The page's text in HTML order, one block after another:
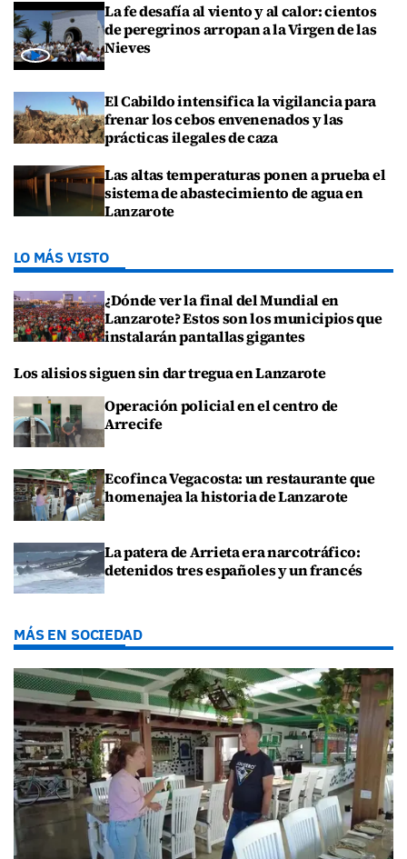
La fe desafía al viento y al calor: cientos
de peregrinos arropan a la Virgen de las
Nieves
El Cabildo intensifica la vigilancia para
frenar los cebos envenenados y las
prácticas ilegales de caza
Las altas temperaturas ponen a prueba el
sistema de abastecimiento de agua en
Lanzarote
LO MÁS VISTO
¿Dónde ver la final del Mundial en
Lanzarote? Estos son los municipios que
instalarán pantallas gigantes
Los alisios siguen sin dar tregua en Lanzarote
Operación policial en el centro de
Arrecife
Ecofinca Vegacosta: un restaurante que
homenajea la historia de Lanzarote
La patera de Arrieta era narcotráfico:
detenidos tres españoles y un francés
MÁS EN SOCIEDAD